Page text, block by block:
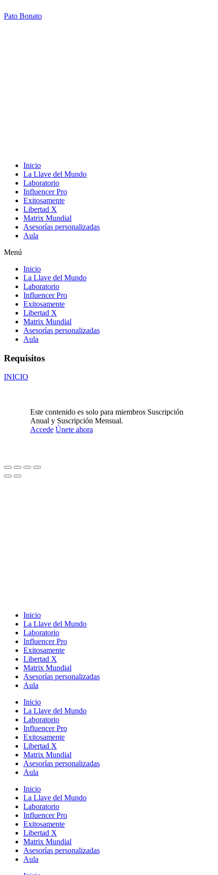
Pato Bonato
Inicio
La Llave del Mundo
Laboratorio
Influencer Pro
Exitosamente
Libertad X
Matrix Mundial
Asesorías personalizadas
Aula
Menú
Inicio
La Llave del Mundo
Laboratorio
Influencer Pro
Exitosamente
Libertad X
Matrix Mundial
Asesorías personalizadas
Aula
Requisitos
INICIO
Este contenido es solo para miembros Suscripción
Anual y Suscripción Mensual.
Accede Únete ahora
Inicio
La Llave del Mundo
Laboratorio
Influencer Pro
Exitosamente
Libertad X
Matrix Mundial
Asesorías personalizadas
Aula
Inicio
La Llave del Mundo
Laboratorio
Influencer Pro
Exitosamente
Libertad X
Matrix Mundial
Asesorías personalizadas
Aula
Inicio
La Llave del Mundo
Laboratorio
Influencer Pro
Exitosamente
Libertad X
Matrix Mundial
Asesorías personalizadas
Aula